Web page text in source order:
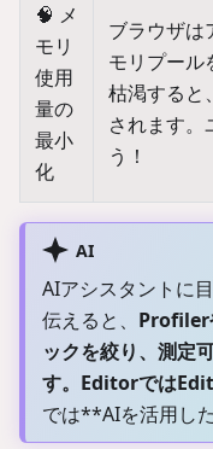
🧠 メ
モリ
使用
量の
最小
化
ブラウザは
モリプール
枯渇すると
されます。
う！
AI
AIアシスタントに
伝えると、 Profiler
ックを絞り、測定
す。Editorでは
では**AIを活用し